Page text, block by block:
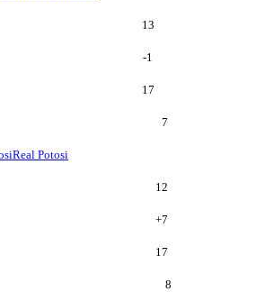
13
-1
17
7
Real Potosi
12
+7
17
8